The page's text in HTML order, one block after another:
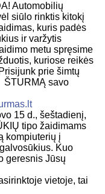
Automobilių
siūlo rinktis kitokį
kuris padės
ir varžytis
metu spręsime
kuriose reikės
prie šimtų
ŠTURMĄ savo
15 d., šeštadienį,
tipo žaidimams
kompiuterių į
Kuo
geresnis Jūsų
vietoje, tai